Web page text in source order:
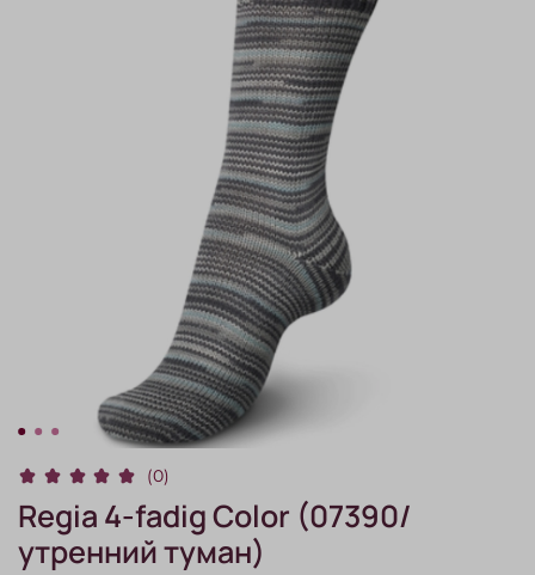
(0)
Regia 4-fadig Color (07390/
утренний туман)